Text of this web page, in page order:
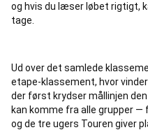
og hvis du læser løbet rigtigt,
tage.
Ud over det samlede
etape-klassement, hvor
der først krydser mållinjen
kan komme fra alle grupper
og de tre ugers Touren giver